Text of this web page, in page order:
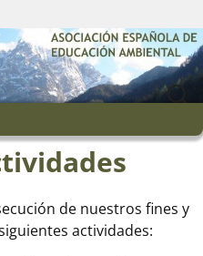
de nuestros fines y
actividades: